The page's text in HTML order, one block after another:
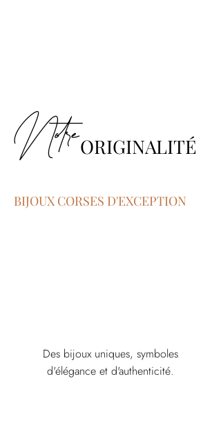
NotreORIGINALITÉ
BIJOUX CORSES D'EXCEPTION
Des bijoux uniques, symboles
d'élégance et d'authenticité.